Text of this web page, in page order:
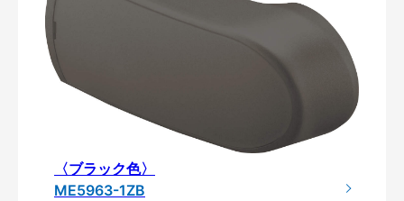
〈ブラック色〉
ME5963-1ZB